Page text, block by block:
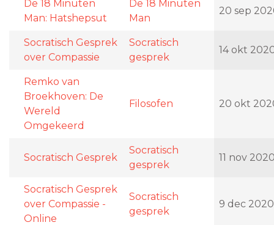
De 18 Minuten
Man: Hatshepsut
De 18 Minuten
Man
20 sep
Socratisch Gesprek
over Compassie
Socratisch
gesprek
14 okt
Remko van
Broekhoven: De
Wereld
Omgekeerd
Filosofen 20 okt
Socratisch Gesprek
Socratisch
gesprek
11 nov
Socratisch Gesprek
over Compassie -
Online
Socratisch
gesprek
9 dec 2020